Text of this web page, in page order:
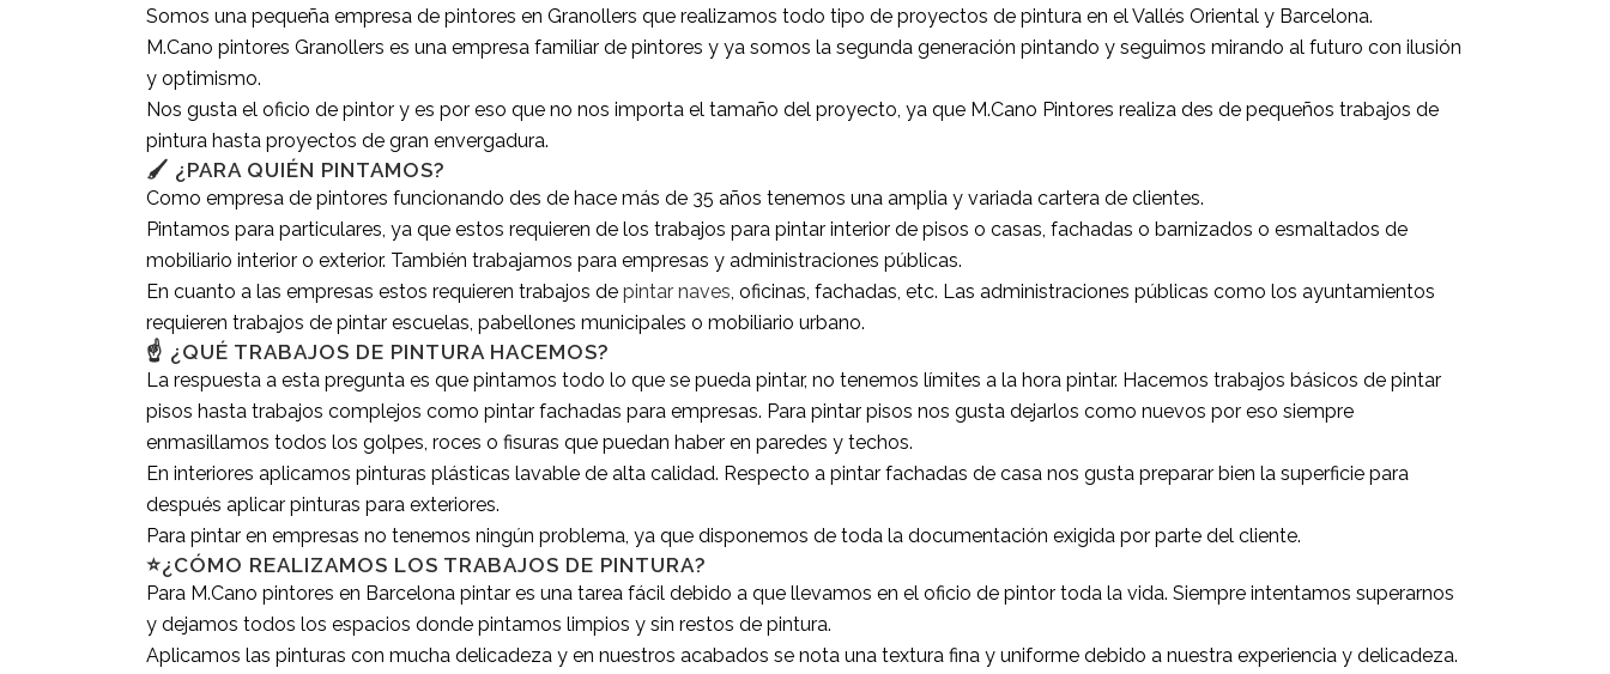
Somos una pequeña empresa de pintores en Granollers que realizamos todo tipo de proyectos de pintura en el Vallés Oriental y Barcelona.
M.Cano pintores Granollers es una empresa familiar de pintores y ya somos la segunda generación pintando y seguimos mirando al futuro con ilusión
y optimismo.
Nos gusta el oficio de pintor y es por eso que no nos importa el tamaño del proyecto, ya que M.Cano Pintores realiza des de pequeños trabajos de
pintura hasta proyectos de gran envergadura.
🖌️ ¿PARA QUIÉN PINTAMOS?
Como empresa de pintores funcionando des de hace más de 35 años tenemos una amplia y variada cartera de clientes.
Pintamos para particulares, ya que estos requieren de los trabajos para pintar interior de pisos o casas, fachadas o barnizados o esmaltados de
mobiliario interior o exterior. También trabajamos para empresas y administraciones públicas.
En cuanto a las empresas estos requieren trabajos de pintar naves, oficinas, fachadas, etc. Las administraciones públicas como los ayuntamientos
requieren trabajos de pintar escuelas, pabellones municipales o mobiliario urbano.
☝ ¿QUÉ TRABAJOS DE PINTURA HACEMOS?
La respuesta a esta pregunta es que pintamos todo lo que se pueda pintar, no tenemos límites a la hora pintar. Hacemos trabajos básicos de pintar
pisos hasta trabajos complejos como pintar fachadas para empresas. Para pintar pisos nos gusta dejarlos como nuevos por eso siempre
enmasillamos todos los golpes, roces o fisuras que puedan haber en paredes y techos.
En interiores aplicamos pinturas plásticas lavable de alta calidad. Respecto a pintar fachadas de casa nos gusta preparar bien la superficie para
después aplicar pinturas para exteriores.
Para pintar en empresas no tenemos ningún problema, ya que disponemos de toda la documentación exigida por parte del cliente.
⭐¿CÓMO REALIZAMOS LOS TRABAJOS DE PINTURA?
Para M.Cano pintores en Barcelona pintar es una tarea fácil debido a que llevamos en el oficio de pintor toda la vida. Siempre intentamos superarnos
y dejamos todos los espacios donde pintamos limpios y sin restos de pintura.
Aplicamos las pinturas con mucha delicadeza y en nuestros acabados se nota una textura fina y uniforme debido a nuestra experiencia y delicadeza.